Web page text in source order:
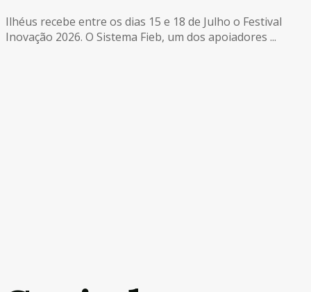
Ilhéus recebe entre os dias 15 e 18 de Julho o Festival
Inovação 2026. O Sistema Fieb, um dos apoiadores ...